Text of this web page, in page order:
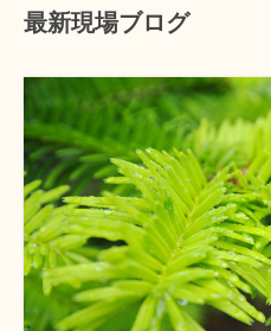
最新現場ブログ